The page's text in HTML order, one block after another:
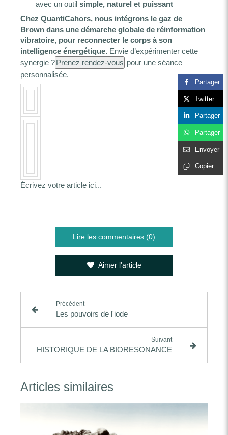
avec un outil simple, naturel et puissant
Chez QuantiCahors, nous intégrons le gaz de
Brown dans une démarche globale de réinformation
vibratoire, pour reconnecter le corps à son
intelligence énergétique. Envie d’expérimenter cette
synergie ?Prenez rendez-vous pour une séance
personnalisée.
Écrivez votre article ici...
Lire les commentaires (0)
Aimer l'article
Précédent
Les pouvoirs de l'iode
Suivant
HISTORIQUE DE LA BIORESONANCE
Articles similaires
Partager
Twitter
Partager
Partager
Envoyer
Copier